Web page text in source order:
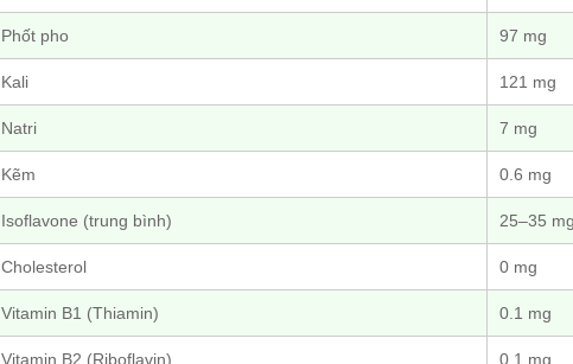
Phốt pho 97 mg
Kali 121 mg
Natri 7 mg
Kẽm 0.6 mg
Isoflavone (trung bình) 25–35
Cholesterol 0 mg
Vitamin B1 (Thiamin) 0.1 mg
Vitamin B2 (Riboflavin) 0.1 mg